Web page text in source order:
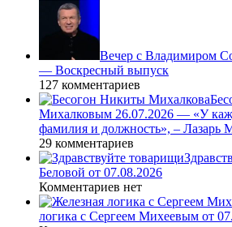
Вечер с Владимиром
— Воскресный выпуск
127 комментариев
Михалковым 26.07.2026 — «У
фамилия и должность», – Лазарь
29 комментариев
Беловой от 07.08.2026
Комментариев нет
логика с Сергеем Михеевым от